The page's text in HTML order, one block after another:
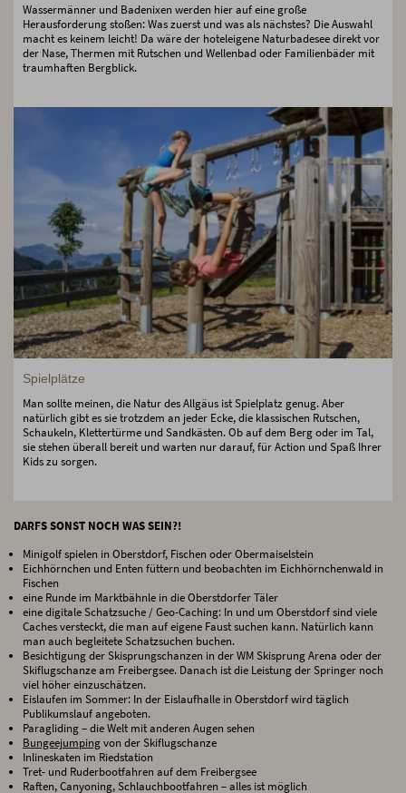
Wassermänner und Badenixen werden hier auf eine große
Herausforderung stoßen: Was zuerst und was als nächstes? Die Auswahl
macht es keinem leicht! Da wäre der hoteleigene Naturbadesee direkt vor
der Nase, Thermen mit Rutschen und Wellenbad oder Familienbäder mit
traumhaften Bergblick.
Spielplätze
Man sollte meinen, die Natur des Allgäus ist Spielplatz genug. Aber
natürlich gibt es sie trotzdem an jeder Ecke, die klassischen Rutschen,
Schaukeln, Klettertürme und Sandkästen. Ob auf dem Berg oder im Tal,
sie stehen überall bereit und warten nur darauf, für Action und Spaß Ihrer
Kids zu sorgen.
DARFS SONST NOCH WAS SEIN?!
Minigolf spielen in Oberstdorf, Fischen oder Obermaiselstein
Eichhörnchen und Enten füttern und beobachten im Eichhörnchenwald in
Fischen
eine Runde im Marktbähnle in die Oberstdorfer Täler
eine digitale Schatzsuche / Geo-Caching: In und um Oberstdorf sind viele
Caches versteckt, die man auf eigene Faust suchen kann. Natürlich kann
man auch begleitete Schatzsuchen buchen.
Besichtigung der Skisprungschanzen in der WM Skisprung Arena oder der
Skiflugschanze am Freibergsee. Danach ist die Leistung der Springer noch
viel höher einzuschätzen.
Eislaufen im Sommer: In der Eislaufhalle in Oberstdorf wird täglich
Publikumslauf angeboten.
Paragliding – die Welt mit anderen Augen sehen
Bungeejumpingvon der Skiflugschanze
Inlineskaten im Riedstation
Tret- und Ruderbootfahren auf dem Freibergsee
Raften, Canyoning, Schlauchbootfahren – alles ist möglich